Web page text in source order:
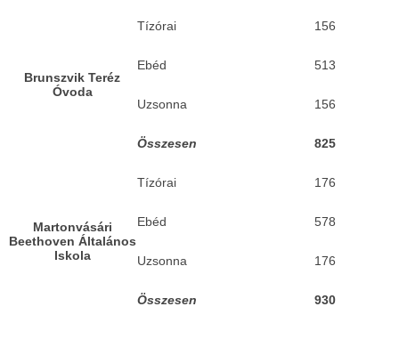
Brunszvik Teréz
Óvoda
Tízórai 156
Ebéd 513
Uzsonna 156
Összesen 825
Martonvásári
Beethoven Általános
Iskola
Tízórai 176
Ebéd 578
Uzsonna 176
Összesen 930